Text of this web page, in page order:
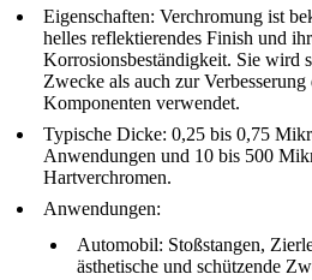
Eigenschaften: Verchromung ist
helles reflektierendes Finish und
Korrosionsbeständigkeit. Sie wird
Zwecke als auch zur
Komponenten verwendet.
Typische Dicke: 0,25 bis 0,75
Anwendungen und 10 bis 500
Hartverchromen.
Anwendungen:
Automobil: Stoßstangen,
ästhetische und schützende